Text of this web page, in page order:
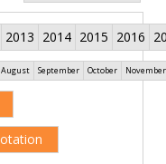
2013 2014 2015 2016
August September October November